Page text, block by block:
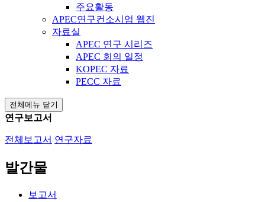
주요활동
APEC연구컨소시엄 웹진
자료실
APEC 연구 시리즈
APEC 회의 일정
KOPEC 자료
PECC 자료
전체메뉴 닫기
연구보고서
전체보고서 연구자료
발간물
보고서